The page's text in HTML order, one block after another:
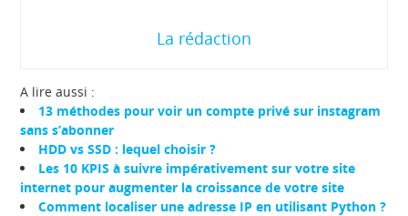
La rédaction
A lire aussi :
13 méthodes pour voir un compte privé sur instagram
sans s’abonner
HDD vs SSD : lequel choisir ?
Les 10 KPIS à suivre impérativement sur votre site
internet pour augmenter la croissance de votre site
Comment localiser une adresse IP en utilisant Python ?